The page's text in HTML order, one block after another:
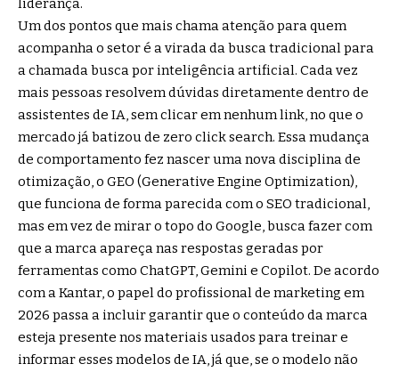
Um dos pontos que mais chama atenção para quem
acompanha o setor é a virada da busca tradicional para
a chamada busca por inteligência artificial. Cada vez
mais pessoas resolvem dúvidas diretamente dentro de
assistentes de IA, sem clicar em nenhum link, no que o
mercado já batizou de zero click search. Essa mudança
de comportamento fez nascer uma nova disciplina de
otimização, o GEO (Generative Engine Optimization),
que funciona de forma parecida com o SEO tradicional,
mas em vez de mirar o topo do Google, busca fazer com
que a marca apareça nas respostas geradas por
ferramentas como ChatGPT, Gemini e Copilot. De acordo
com a Kantar, o papel do profissional de marketing em
2026 passa a incluir garantir que o conteúdo da marca
esteja presente nos materiais usados para treinar e
informar esses modelos de IA, já que, se o modelo não